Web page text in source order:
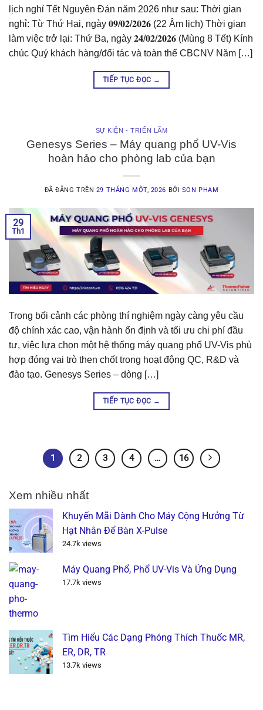
lịch nghỉ Tết Nguyên Đán năm 2026 như sau: Thời gian
nghỉ: Từ Thứ Hai, ngày 𝟎𝟗/𝟎𝟐/𝟐𝟎𝟐𝟔 (22 Âm lịch) Thời gian
làm việc trở lại: Thứ Ba, ngày 𝟐𝟒/𝟎𝟐/𝟐𝟎𝟐𝟔 (Mùng 8 Tết) Kính
chúc Quý khách hàng/đối tác và toàn thể CBCNV Năm […]
TIẾP TỤC ĐỌC →
SỰ KIỆN - TRIỂN LÃM
Genesys Series – Máy quang phổ UV-Vis
hoàn hảo cho phòng lab của bạn
ĐÃ ĐĂNG TRÊN 29 THÁNG MỘT, 2026 BỞI SON PHAM
29
Th1
Trong bối cảnh các phòng thí nghiệm ngày càng yêu cầu
độ chính xác cao, vận hành ổn định và tối ưu chi phí đầu
tư, việc lựa chọn một hệ thống máy quang phổ UV-Vis phù
hợp đóng vai trò then chốt trong hoạt động QC, R&D và
đào tạo. Genesys Series – dòng […]
TIẾP TỤC ĐỌC →
1 2 3 4 … 16
Xem nhiều nhất
Khuyến Mãi Dành Cho Máy Cộng Hưởng Từ
Hạt Nhân Để Bàn X-Pulse
24.7k views
Máy Quang Phổ, Phổ UV-Vis Và Ứng Dụng
17.7k views
Tìm Hiểu Các Dạng Phóng Thích Thuốc MR,
ER, DR, TR
13.7k views